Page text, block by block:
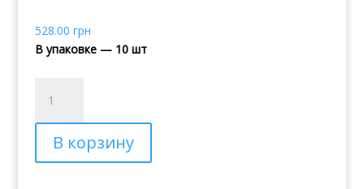
528.00 грн
В упаковке — 10 шт
товара
Гидрогелевые
патчи
с
В корзину